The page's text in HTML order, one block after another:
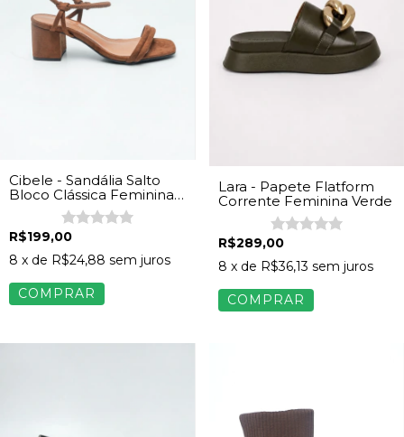
Cibele - Sandália Salto
Bloco Clássica Feminina
Camurça Caramelo
R$199,00
8 x de R$24,88 sem juros
COMPRAR
Lara - Papete Flatform
Corrente Feminina Verde
R$289,00
8 x de R$36,13 sem juros
COMPRAR